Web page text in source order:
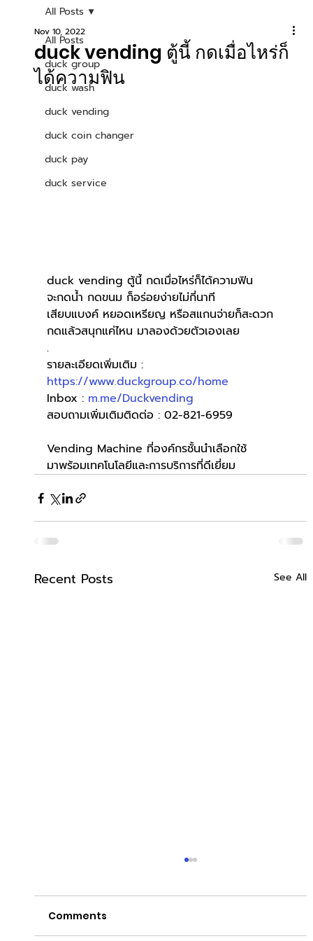
All Posts
duck group
duck wash
duck vending
duck coin changer
duck pay
duck service
All Posts
duck vending ตู้นี้ กดเมื่อไหร่ก็
ได้ความฟิน
Nov 10, 2022
duck vending ตู้นี้ กดเมื่อไหร่ก็ได้ความฟิน
จะกดน้ำ กดขนม ก็อร่อยง่ายไม่กี่นาที
เสียบแบงค์ หยอดเหรียญ หรือสแกนจ่ายก็สะดวก
กดแล้วสนุกแค่ไหน มาลองด้วยตัวเองเลย
.
รายละเอียดเพิ่มเติม :
https://www.duckgroup.co/home
Inbox : m.me/Duckvending
สอบถามเพิ่มเติมติดต่อ : 02-821-6959
Vending Machine ที่องค์กรชั้นนำเลือกใช้
มาพร้อมเทคโนโลยีและการบริการที่ดีเยี่ยม
Recent Posts See All
Comments